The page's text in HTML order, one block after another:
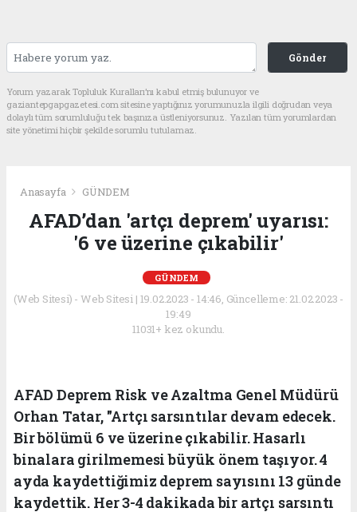
Gönder
Yorum yazarak Topluluk Kuralları’nı kabul etmiş bulunuyor ve
gaziantepgapgazetesi.com sitesine yaptığınız yorumunuzla ilgili doğrudan veya
dolaylı tüm sorumluluğu tek başınıza üstleniyorsunuz. Yazılan tüm yorumlardan
site yönetimi hiçbir şekilde sorumlu tutulamaz.
Anasayfa GÜNDEM
AFAD’dan 'artçı deprem' uyarısı:
'6 ve üzerine çıkabilir'
GÜNDEM
(Web Sitesi) - Web Sitesi | 19.02.2023 - 14:46, Güncelleme: 21.02.2023 -
19:49
11031+ kez okundu.
AFAD Deprem Risk ve Azaltma Genel Müdürü
Orhan Tatar, "Artçı sarsıntılar devam edecek.
Bir bölümü 6 ve üzerine çıkabilir. Hasarlı
binalara girilmemesi büyük önem taşıyor. 4
ayda kaydettiğimiz deprem sayısını 13 günde
kaydettik. Her 3-4 dakikada bir artçı sarsıntı